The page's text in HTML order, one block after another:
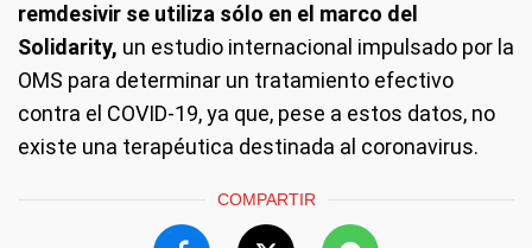
remdesivir se utiliza sólo en el marco del
Solidarity, un estudio internacional impulsado por la
OMS para determinar un tratamiento efectivo
contra el COVID-19, ya que, pese a estos datos, no
existe una terapéutica destinada al coronavirus.
COMPARTIR